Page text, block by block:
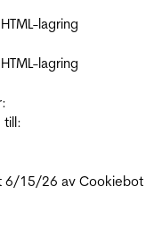
lagring
lagring
till:
6/15/26 av Cookiebot